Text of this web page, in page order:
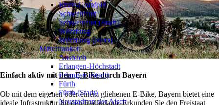
Einfach aktiv mit dem E-Bike durch Bayern
Ob mit dem eigenen oder einem gliehenen E-Bike, Bayern bietet eine
ideale Infrastruktur für den Radlurlaub. Erkunden Sie den Freistaat
Rhön-Grabfeld
Schweinfurt
Schweinfurt (Stadt)
Würzburg
Würzburg (Stadt)
Mittelfranken
❯
Ansbach
Erlangen-Höchstadt
Erlangen (Stadt)
Fürth
Fürth (Stadt)
Neustadt an der Aisch